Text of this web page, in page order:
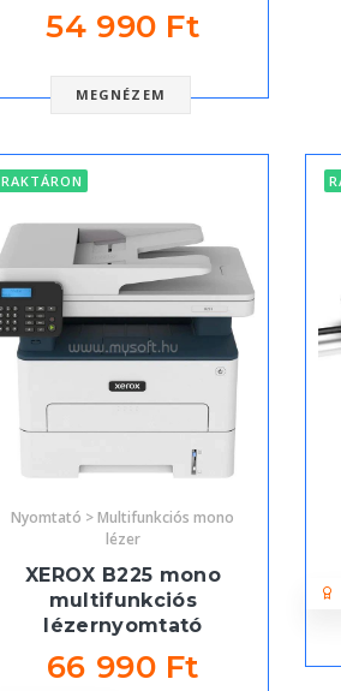
54 990 Ft
MEGNÉZEM
RAKTÁRON
Nyomtató > Multifunkciós mono
lézer
XEROX B225 mono
multifunkciós
lézernyomtató
66 990 Ft